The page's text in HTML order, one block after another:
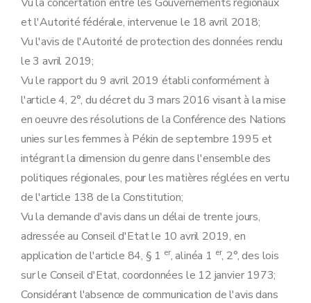
et l'Autorité fédérale, intervenue le 18 avril 2018;
Vu l'avis de l'Autorité de protection des données rendu
le 3 avril 2019;
Vu le rapport du 9 avril 2019 établi conformément à
l'article 4, 2°, du décret du 3 mars 2016 visant à la mise
en oeuvre des résolutions de la Conférence des Nations
unies sur les femmes à Pékin de septembre 1995 et
intégrant la dimension du genre dans l'ensemble des
politiques régionales, pour les matières réglées en vertu
de l'article 138 de la Constitution;
Vu la demande d'avis dans un délai de trente jours,
adressée au Conseil d'Etat le 10 avril 2019, en
application de l'article 84, § 1 er, alinéa 1 er, 2°, des lois
sur le Conseil d'Etat, coordonnées le 12 janvier 1973;
Considérant l'absence de communication de l'avis dans